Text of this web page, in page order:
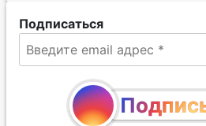
Подписаться